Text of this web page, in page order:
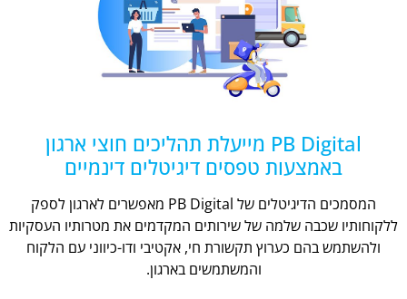
PB Digital מייעלת תהליכים חוצי ארגון
באמצעות טפסים דיגיטלים דינמיים
המסמכים הדיגיטלים של PB Digital מאפשרים לארגון לספק
ללקוחותיו שכבה שלמה של שירותים המקדמים את מטרותיו העסקיות
ולהשתמש בהם כערוץ תקשורת חי, אקטיבי ודו-כיווני עם הלקוח
והמשתמשים בארגון.